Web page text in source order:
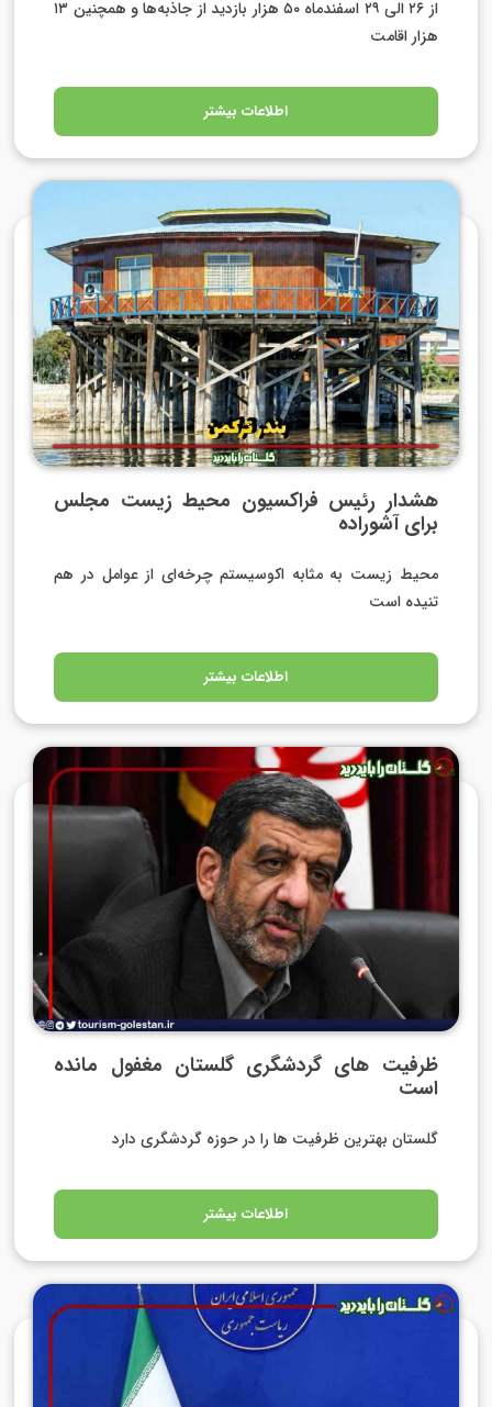
از ۲۶ الی ۲۹ اسفندماه ۵۰ هزار بازدید از جاذبه‌ها و همچنین ۱۳
هزار اقامت
اطلاعات بیشتر
هشدار رئیس فراکسیون محیط زیست مجلس
برای آشوراده
محیط زیست به مثابه اکوسیستم چرخه‌ای از عوامل در هم
تنیده است
اطلاعات بیشتر
ظرفیت های گردشگری گلستان مغفول مانده
است
گلستان بهترین ظرفیت ها را در حوزه گردشگری دارد
اطلاعات بیشتر